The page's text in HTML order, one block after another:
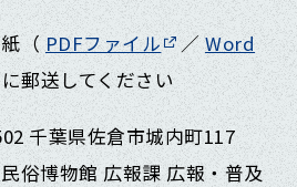
紙（PDFファイル ／Word
郵送してください
千葉県佐倉市城内町117
館 広報課 広報・普及